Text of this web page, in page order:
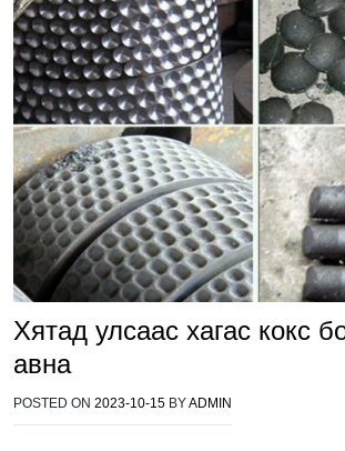
Хятад улсаас хагас кокс
авна
POSTED ON 2023-10-15 BYADMIN